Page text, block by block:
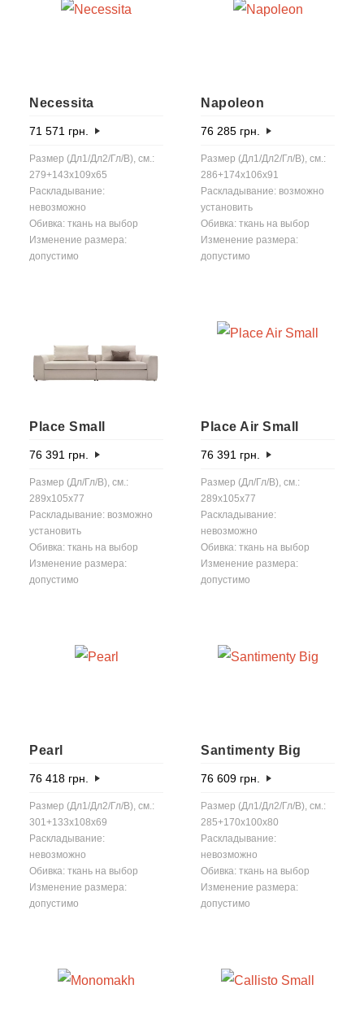
Necessita
71 571 грн.
Размер (Дл1/Дл2/Гл/В), см.:
279+143x109x65
Раскладывание:
невозможно
Обивка: ткань на выбор
Изменение размера:
допустимо
Napoleon
76 285 грн.
Размер (Дл1/Дл2/Гл/В), см.:
286+174x106x91
Раскладывание: возможно
установить
Обивка: ткань на выбор
Изменение размера:
допустимо
Place Small
76 391 грн.
Размер (Дл/Гл/В), см.:
289x105x77
Раскладывание: возможно
установить
Обивка: ткань на выбор
Изменение размера:
допустимо
Place Air Small
76 391 грн.
Размер (Дл/Гл/В), см.:
289x105x77
Раскладывание:
невозможно
Обивка: ткань на выбор
Изменение размера:
допустимо
Pearl
76 418 грн.
Размер (Дл1/Дл2/Гл/В), см.:
301+133x108x69
Раскладывание:
невозможно
Обивка: ткань на выбор
Изменение размера:
допустимо
Santimenty Big
76 609 грн.
Размер (Дл1/Дл2/Гл/В), см.:
285+170x100x80
Раскладывание:
невозможно
Обивка: ткань на выбор
Изменение размера:
допустимо